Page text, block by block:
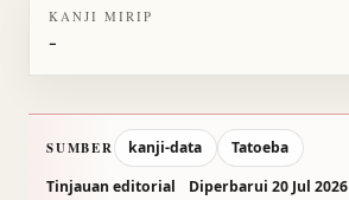
KANJI MIRIP
-
SUMBER kanji-data
Tatoeba
Tinjauan editorial
Diperbarui 20 Jul 2026